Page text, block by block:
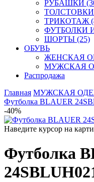
РУБАШКИ
ТРИКОТАЖ
ФУТБОЛКИ
ШОРТЫ (25)
ОБУВЬ
ЖЕНСКАЯ
МУЖСКАЯ
Распродажа
Главная МУЖСКАЯ
Футболка BLAUER
-40%
Наведите курсор на
Футболка